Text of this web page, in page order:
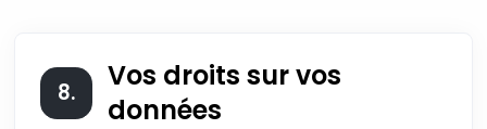
8.
Vos droits sur vos
données